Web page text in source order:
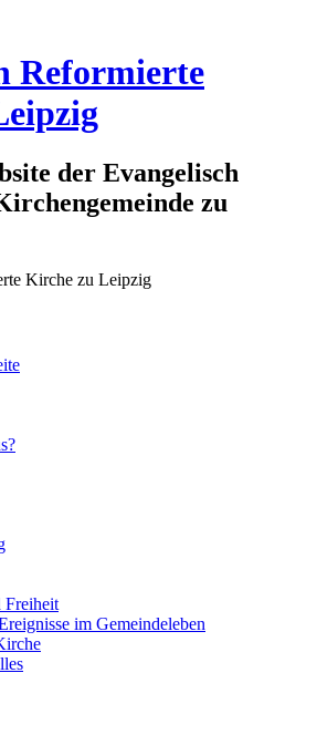
Reformierte
der Evangelisch
zu
Freiheit
im Gemeindeleben